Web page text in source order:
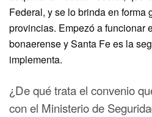
Federal, y se lo brinda en forma
provincias. Empezó a funcionar
bonaerense y Santa Fe es la
implementa.
¿De qué trata el convenio
con el Ministerio de